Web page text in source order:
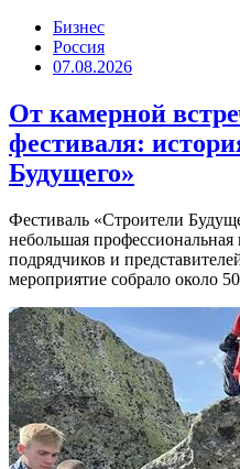
Бизнес
Россия
07.08.2026
От камерной
фестиваля:
Будущего»
Фестиваль «Строители
небольшая профессиональная
подрядчиков и
мероприятие собрало около